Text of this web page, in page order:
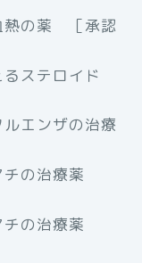
の薬 ［承認
ステロイド
ンザの治療
の治療薬
の治療薬